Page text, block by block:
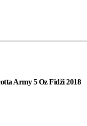
Army 5 Oz Fidži 2018